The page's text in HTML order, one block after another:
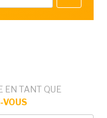
EN TANT QUE
VOUS